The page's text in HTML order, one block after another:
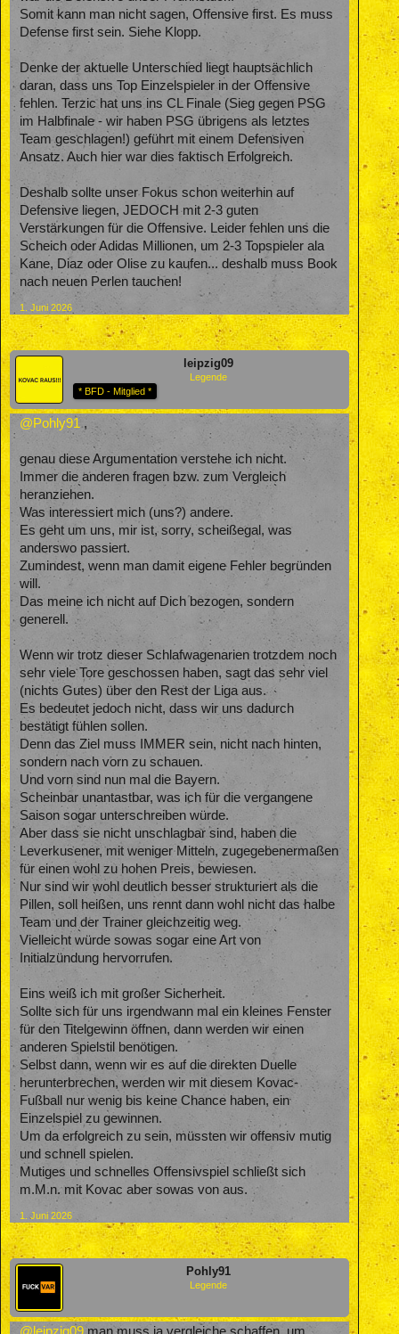
Somit kann man nicht sagen, Offensive first. Es muss
Defense first sein. Siehe Klopp.
Denke der aktuelle Unterschied liegt hauptsächlich
daran, dass uns Top Einzelspieler in der Offensive
fehlen. Terzic hat uns ins CL Finale (Sieg gegen PSG
im Halbfinale - wir haben PSG übrigens als letztes
Team geschlagen!) geführt mit einem Defensiven
Ansatz. Auch hier war dies faktisch Erfolgreich.
Deshalb sollte unser Fokus schon weiterhin auf
Defensive liegen, JEDOCH mit 2-3 guten
Verstärkungen für die Offensive. Leider fehlen uns die
Scheich oder Adidas Millionen, um 2-3 Topspieler ala
Kane, Diaz oder Olise zu kaufen... deshalb muss Book
nach neuen Perlen tauchen!
1. Juni 2026
leipzig09
Legende
* BFD - Mitglied *
@Pohly91 ,
genau diese Argumentation verstehe ich nicht.
Immer die anderen fragen bzw. zum Vergleich
heranziehen.
Was interessiert mich (uns?) andere.
Es geht um uns, mir ist, sorry, scheißegal, was
anderswo passiert.
Zumindest, wenn man damit eigene Fehler begründen
will.
Das meine ich nicht auf Dich bezogen, sondern
generell.
Wenn wir trotz dieser Schlafwagenarien trotzdem noch
sehr viele Tore geschossen haben, sagt das sehr viel
(nichts Gutes) über den Rest der Liga aus.
Es bedeutet jedoch nicht, dass wir uns dadurch
bestätigt fühlen sollen.
Denn das Ziel muss IMMER sein, nicht nach hinten,
sondern nach vorn zu schauen.
Und vorn sind nun mal die Bayern.
Scheinbar unantastbar, was ich für die vergangene
Saison sogar unterschreiben würde.
Aber dass sie nicht unschlagbar sind, haben die
Leverkusener, mit weniger Mitteln, zugegebenermaßen
für einen wohl zu hohen Preis, bewiesen.
Nur sind wir wohl deutlich besser strukturiert als die
Pillen, soll heißen, uns rennt dann wohl nicht das halbe
Team und der Trainer gleichzeitig weg.
Vielleicht würde sowas sogar eine Art von
Initialzündung hervorrufen.
Eins weiß ich mit großer Sicherheit.
Sollte sich für uns irgendwann mal ein kleines Fenster
für den Titelgewinn öffnen, dann werden wir einen
anderen Spielstil benötigen.
Selbst dann, wenn wir es auf die direkten Duelle
herunterbrechen, werden wir mit diesem Kovac-
Fußball nur wenig bis keine Chance haben, ein
Einzelspiel zu gewinnen.
Um da erfolgreich zu sein, müssten wir offensiv mutig
und schnell spielen.
Mutiges und schnelles Offensivspiel schließt sich
m.M.n. mit Kovac aber sowas von aus.
1. Juni 2026
Pohly91
Legende
@leipzig09 man muss ja vergleiche schaffen, um